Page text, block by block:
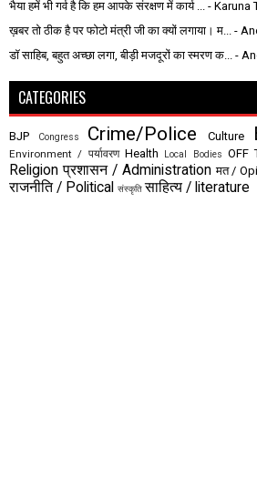
भैया हमें भी गर्व है कि हम आपके संरक्षण में कार्य ...
- Karuna
ख़बर तो ठीक है पर फोटो मंत्री जी का क्यों लगाया। म...
-
डॉ साहिब, बहुत अच्छा लगा, बीड़ी मजदूरों का स्मरण क...
-
CATEGORIES
BJP Congress Crime/Police Culture
Environment / पर्यावरण Health Local Bodies OFF
Religion प्रशासन / Administration मत /
राजनीति / Political संस्कृति साहित्य / literature